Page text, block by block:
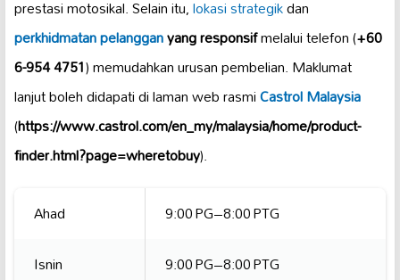
prestasi motosikal. Selain itu,lokasi strategikdan
perkhidmatan pelangganyang responsifmelalui telefon (+60
6-954 4751) memudahkan urusan pembelian. Maklumat
lanjut boleh didapati di laman web rasmiCastrol Malaysia
(https://www.castrol.com/en_my/malaysia/home/product-
finder.html?page=wheretobuy).
Ahad
9:00 PG–8:00 PTG
Isnin
9:00 PG–8:00 PTG